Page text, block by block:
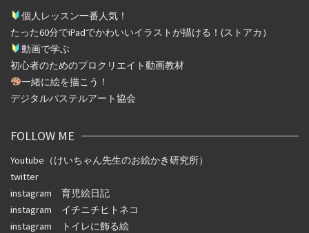
個人レッスン一番人気！
たった60分でiPadでかわいいイラストが描ける！(ストアカ）
動画で学ぶ
初心者のためのプロクリエイト動画教材
一緒に絵を描こう！
デジタルパステルアート協会
FOLLOW ME
Youtube（けいちゃん先生のお絵かき研究所）
twitter
instagram 育児絵日記
instagram イチニチヒトネコ
instagram トイレに飾る絵